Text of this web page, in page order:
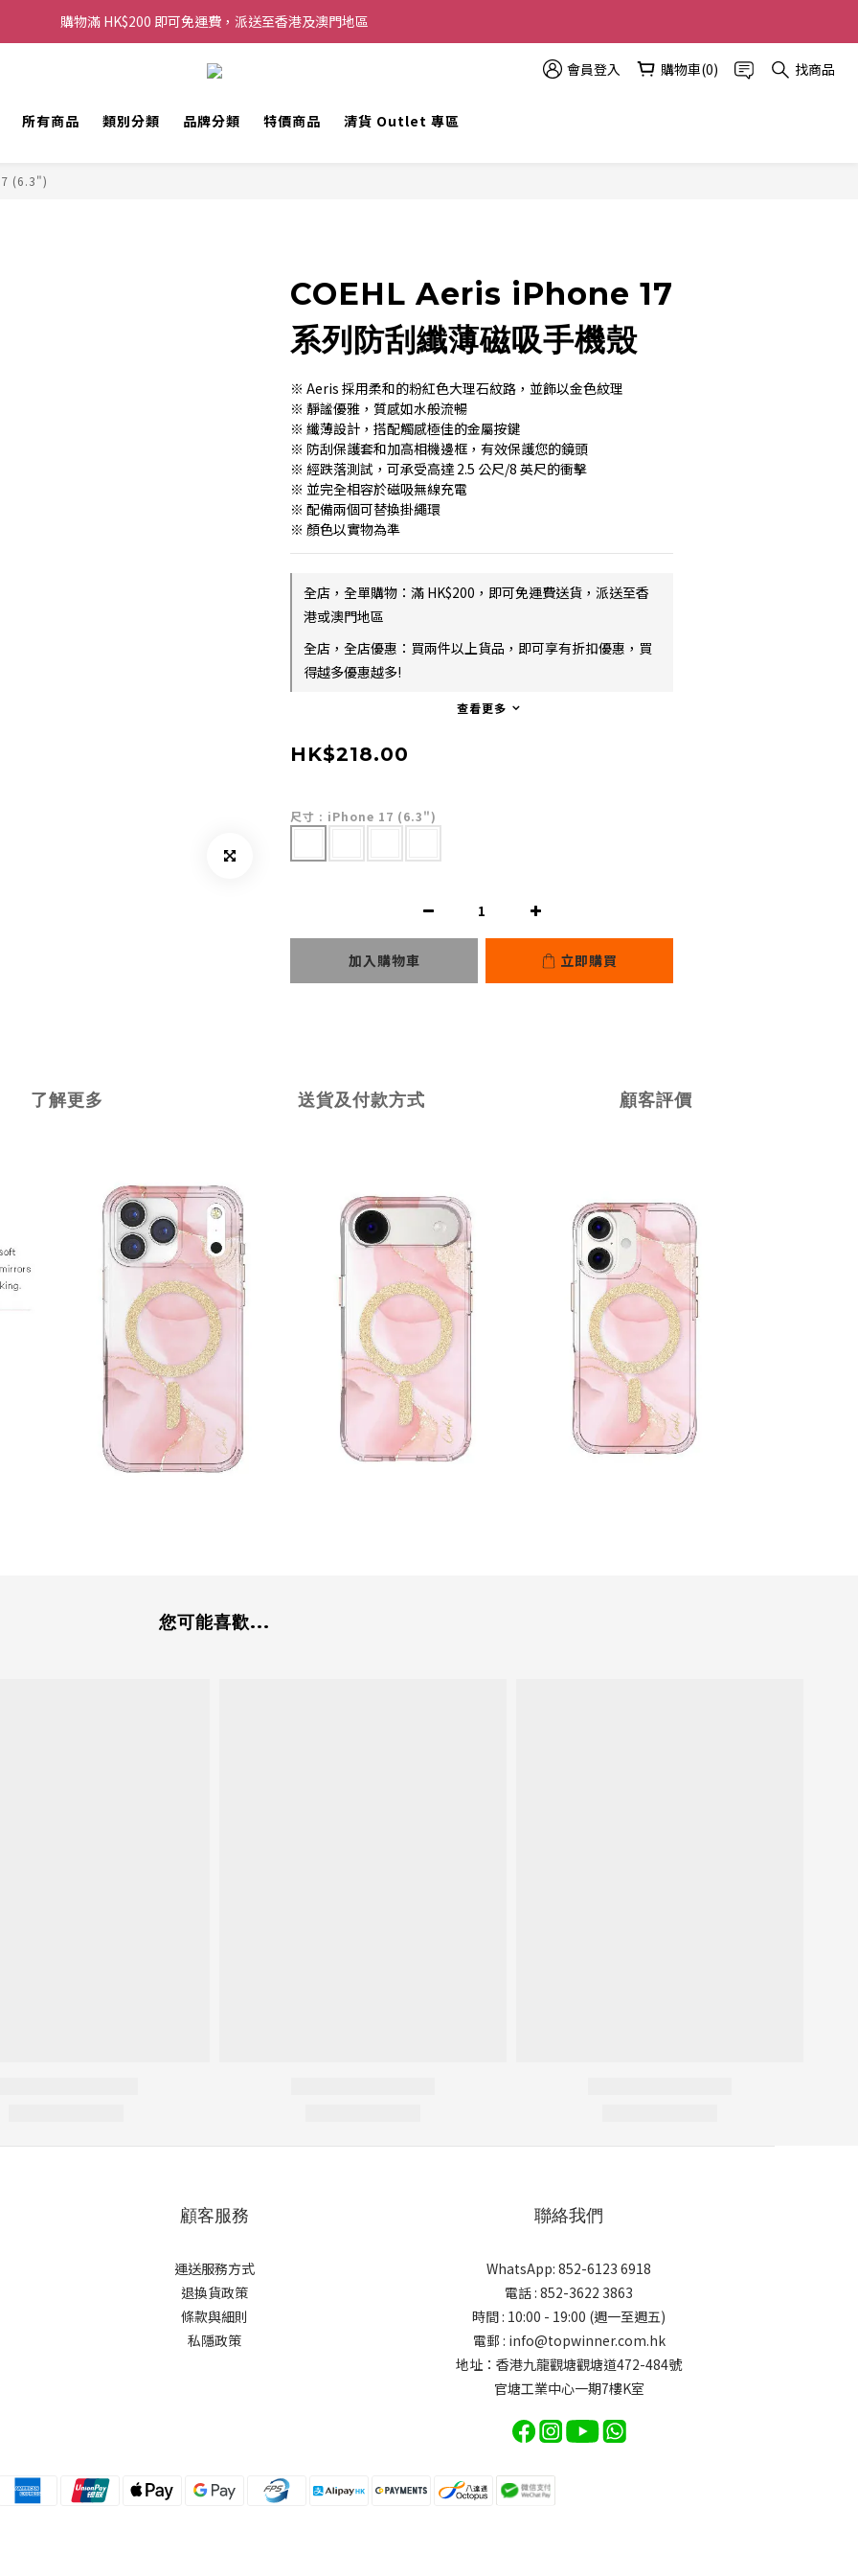
購物滿 HK$200 即可免運費，派送至香港及澳門地區
購物滿 HK$200 即可免運費，派送至香港及澳門地區
滿 HK$250，以轉數快或八達通方式付款，額外再減 HK$10，買得越多優惠越多! 會員登入 購物車(0) 找商品
所有商品 類別分類 品牌分類 特價商品 清貨 Outlet 專區
(6.3")
COEHL Aeris iPhone 17
系列防刮纖薄磁吸手機殼
※ Aeris 採用柔和的粉紅色大理石紋路，並飾以金色紋理
※ 靜謐優雅，質感如水般流暢
※ 纖薄設計，搭配觸感極佳的金屬按鍵
※ 防刮保護套和加高相機邊框，有效保護您的鏡頭
※ 經跌落測試，可承受高達 2.5 公尺/8 英尺的衝擊
※ 並完全相容於磁吸無線充電
※ 配備兩個可替換掛繩環
※ 顏色以實物為準
全店，全單購物：滿 HK$200，即可免運費送貨，派送至香
港或澳門地區
全店，全店優惠：買兩件以上貨品，即可享有折扣優惠，買
得越多優惠越多!
查看更多
HK$218.00
尺寸 : iPhone 17 (6.3")
加入購物車 立即購買
了解更多 送貨及付款方式 顧客評價
您可能喜歡...
顧客服務
運送服務方式
退換貨政策
條款與細則
私隱政策
聯絡我們
WhatsApp: 852-6123 6918
電話 : 852-3622 3863
時間 : 10:00 - 19:00 (週一至週五)
電郵 : info@topwinner.com.hk
地址：香港九龍觀塘觀塘道472-484號
官塘工業中心一期7樓K室